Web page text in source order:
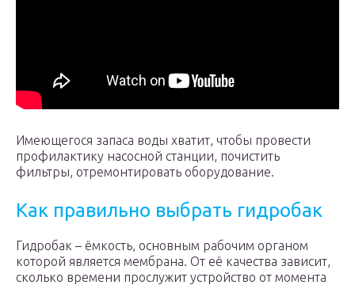
Имеющегося запаса воды хватит, чтобы провести
профилактику насосной станции, почистить
фильтры, отремонтировать оборудование.
Как правильно выбрать гидробак
Гидробак – ёмкость, основным рабочим органом
которой является мембрана. От её качества зависит,
сколько времени прослужит устройство от момента